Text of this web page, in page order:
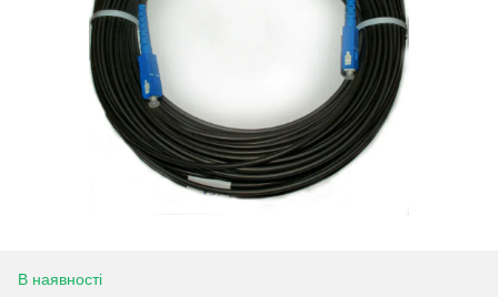
В наявності